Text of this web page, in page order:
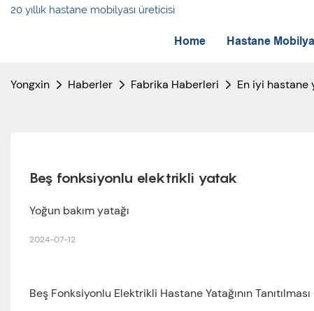
20 yıllık hastane mobilyası üreticisi
Home Hastane
Yongxin Haberler Fabrika Haberleri En iyi hastane
Beş fonksiyonlu elektrikli yatak
Yoğun bakım yatağı
2024-07-12
Beş Fonksiyonlu Elektrikli Hastane Yatağının